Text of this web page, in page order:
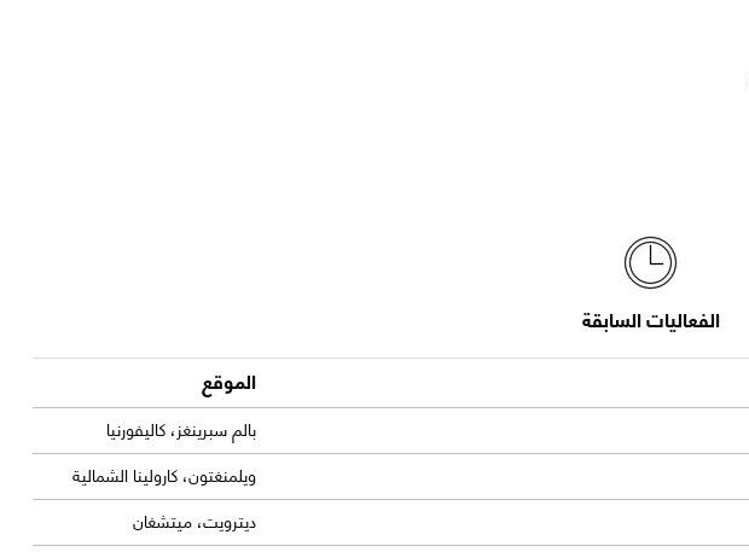
الفعاليات السابقة
الموقع
بالم سبرينغز، كاليفورنيا
ويلمنغتون، كارولينا الشمالية
ديترويت، ميتشغان